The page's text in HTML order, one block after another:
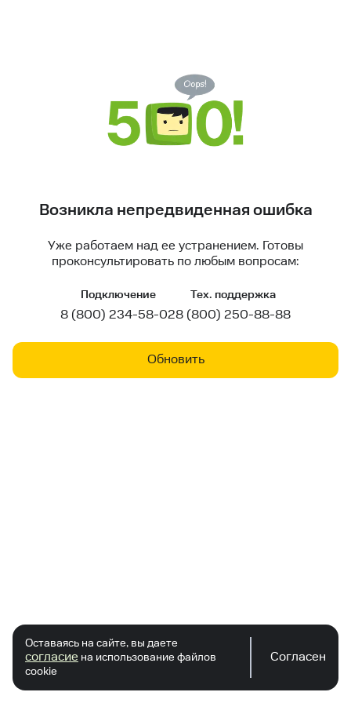
Возникла непредвиденная ошибка
Уже работаем над ее устранением. Готовы
проконсультировать по любым вопросам:
Подключение
8 (800) 234-58-02
Тех. поддержка
8 (800) 250-88-88
Обновить
Оставаясь на сайте, вы даете
согласие на использование файлов
cookie
Согласен